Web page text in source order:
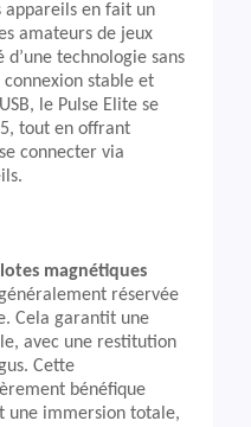
appareils en fait un
amateurs de jeux
technologie sans
stable et
le Pulse Elite se
tout en offrant
connecter via
magnétiques
réservée
Cela garantit une
avec une restitution
Cette
bénéfique
une immersion totale,